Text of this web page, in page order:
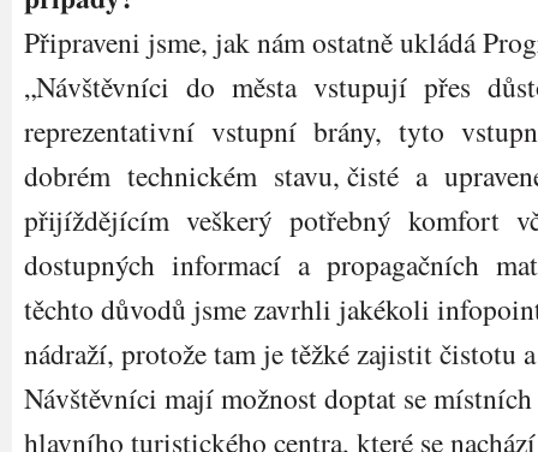
Připraveni jsme, jak nám ostatně ukládá
„Návštěvníci do města vstupují přes
reprezentativní vstupní brány, tyto
dobrém technickém stavu, čisté a
přijíždějícím veškerý potřebný komfort
dostupných informací a propagačních
těchto důvodů jsme zavrhli jakékoli
nádraží, protože tam je těžké zajistit čistotu
Návštěvníci mají možnost doptat se
hlavního turistického centra, které se